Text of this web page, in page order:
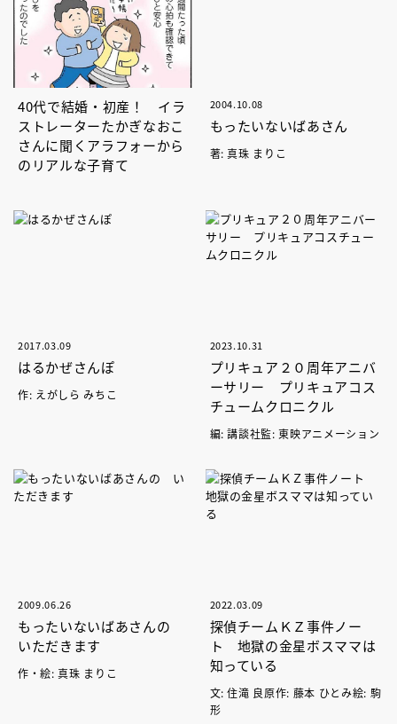
40代で結婚・初産！ イラ
ストレーターたかぎなおこ
さんに聞くアラフォーから
のリアルな子育て
2004.10.08
もったいないばあさん
著: 真珠 まりこ
2017.03.09
はるかぜさんぽ
作: えがしら みちこ
2023.10.31
プリキュア２０周年アニバ
ーサリー プリキュアコス
チュームクロニクル
編: 講談社監: 東映アニメーション
2009.06.26
もったいないばあさんの
いただきます
作・絵: 真珠 まりこ
2022.03.09
探偵チームＫＺ事件ノー
ト 地獄の金星ボスママは
知っている
文: 住滝 良原作: 藤本 ひとみ絵: 駒
形